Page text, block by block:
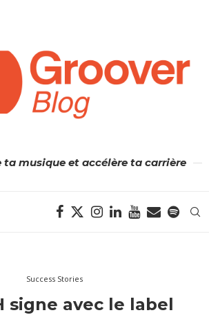
musique et accélère ta carrière
Success Stories
signe avec le label